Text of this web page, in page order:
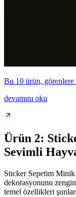
Bu 10 ürün,
devamını oku
Ürün 2:
Sevimli
Sticker Sepetim Minik
dekorasyonunu
temel özellikleri